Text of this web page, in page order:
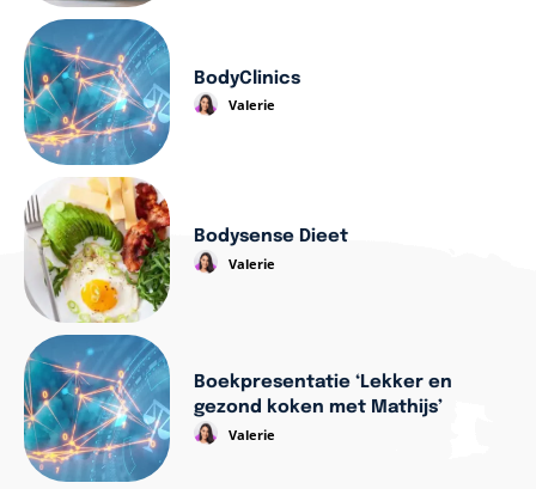
BodyClinics
Valerie
Bodysense Dieet
Valerie
Boekpresentatie ‘Lekker en
gezond koken met Mathijs’
Valerie